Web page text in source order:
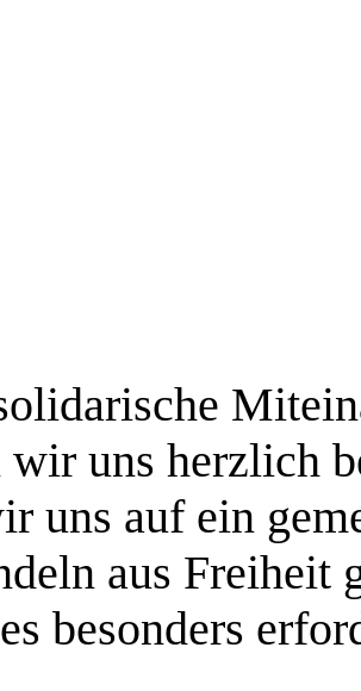
wir uns herzlich
uns auf ein
aus Freiheit
besonders